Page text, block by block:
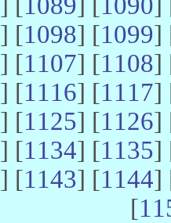
] [1098] [1099]
] [1107] [1108]
] [1116] [1117]
] [1125] [1126]
] [1134] [1135]
] [1143] [1144]
[